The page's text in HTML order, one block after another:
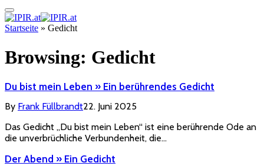
Startseite » Gedicht
Browsing: Gedicht
Du bist mein Leben » Ein berührendes Gedicht
By Frank Füllbrandt22. Juni 2025
Das Gedicht „Du bist mein Leben“ ist eine berührende Ode an
die unverbrüchliche Verbundenheit, die…
Der Abend » Ein Gedicht